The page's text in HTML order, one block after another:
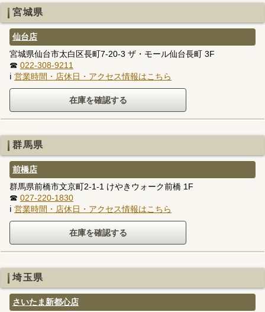
宮城県
仙台店
宮城県仙台市太白区長町7-20-3 ザ・モール仙台長町 3F
☎ 022-308-9211
ℹ 営業時間・店休日・アクセス情報はこちら
群馬県
前橋店
群馬県前橋市文京町2-1-1 けやきウォーク前橋 1F
☎ 027-220-1830
ℹ 営業時間・店休日・アクセス情報はこちら
埼玉県
さいたま新都心店